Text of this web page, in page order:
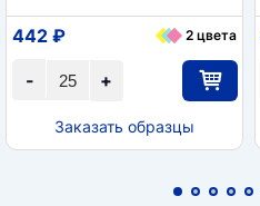
+
-
442 ₽ 2 цвета
Заказать образцы